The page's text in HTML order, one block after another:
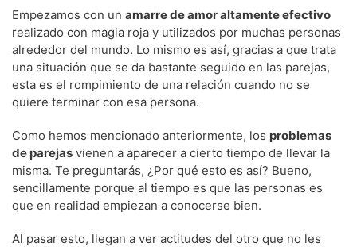
Empezamos con un amarre de amor altamente efectivo
realizado con magia roja y utilizados por muchas personas
alrededor del mundo. Lo mismo es así, gracias a que trata
una situación que se da bastante seguido en las parejas,
esta es el rompimiento de una relación cuando no se
quiere terminar con esa persona.
Como hemos mencionado anteriormente, los problemas
de parejas vienen a aparecer a cierto tiempo de llevar la
misma. Te preguntarás, ¿Por qué esto es así? Bueno,
sencillamente porque al tiempo es que las personas es
que en realidad empiezan a conocerse bien.
Al pasar esto, llegan a ver actitudes del otro que no les